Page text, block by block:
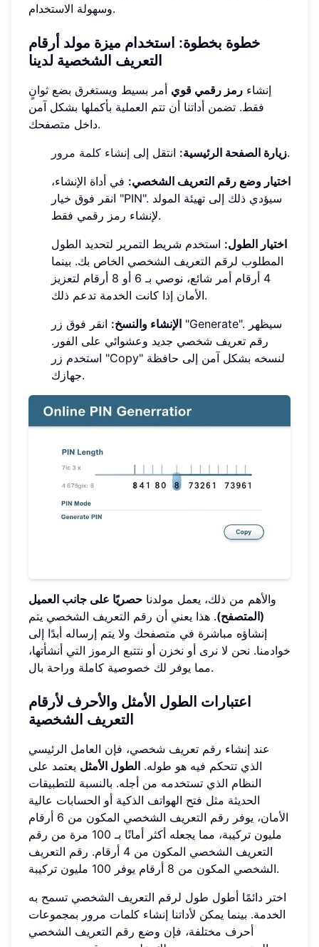
وسهولة الاستخدام.
خطوة بخطوة: استخدام ميزة مولد أرقام
التعريف الشخصية لدينا
إنشاء رمز رقمي قوي أمر بسيط ويستغرق بضع ثوانٍ
فقط. تضمن أداتنا أن تتم العملية بأكملها بشكل آمن
داخل متصفحك.
زيارة الصفحة الرئيسية: انتقل إلى إنشاء كلمة مرور
.
اختيار وضع رقم التعريف الشخصي: في أداة الإنشاء،
انقر فوق خيار "PIN". سيؤدي ذلك إلى تهيئة المولد
لإنشاء رمز رقمي فقط.
اختيار الطول: استخدم شريط التمرير لتحديد الطول
المطلوب لرقم التعريف الشخصي الخاص بك. بينما
4 أرقام أمر شائع، نوصي بـ 6 أو 8 أرقام لتعزيز
الأمان إذا كانت الخدمة تدعم ذلك.
الإنشاء والنسخ: انقر فوق زر "Generate". سيظهر
رقم تعريف شخصي جديد وعشوائي على الفور.
استخدم زر "Copy" لنسخه بشكل آمن إلى حافظة
جهازك.
والأهم من ذلك، يعمل مولدنا حصريًا على جانب العميل
(المتصفح). هذا يعني أن رقم التعريف الشخصي يتم
إنشاؤه مباشرة في متصفحك ولا يتم إرساله أبدًا إلى
خوادمنا. نحن لا نرى أو نخزن أو نتتبع الرموز التي أنشأتها،
مما يوفر لك خصوصية كاملة وراحة بال.
اعتبارات الطول الأمثل والأحرف لأرقام
التعريف الشخصية
عند إنشاء رقم تعريف شخصي، فإن العامل الرئيسي
الذي تتحكم فيه هو طوله. الطول الأمثل يعتمد على
النظام الذي تستخدمه من أجله. بالنسبة للتطبيقات
الحديثة مثل فتح الهواتف الذكية أو الحسابات عالية
الأمان، يوفر رقم التعريف الشخصي المكون من 6 أرقام
مليون تركيبة، مما يجعله أكثر أمانًا بـ 100 مرة من رقم
التعريف الشخصي المكون من 4 أرقام. رقم التعريف
الشخصي المكون من 8 أرقام يوفر 100 مليون تركيبة.
اختر دائمًا أطول طول لرقم التعريف الشخصي تسمح به
الخدمة. بينما يمكن لأداتنا إنشاء كلمات مرور بمجموعات
أحرف مختلفة، فإن وضع رقم التعريف الشخصي